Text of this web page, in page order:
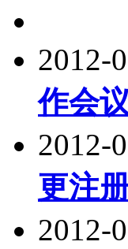
2012-
作会议
2012-
更注
2012-